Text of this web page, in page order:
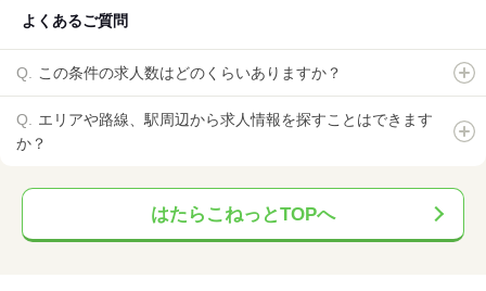
よくあるご質問
この条件の求人数はどのくらいありますか？
エリアや路線、駅周辺から求人情報を探すことはできます
か？
はたらこねっとTOPへ